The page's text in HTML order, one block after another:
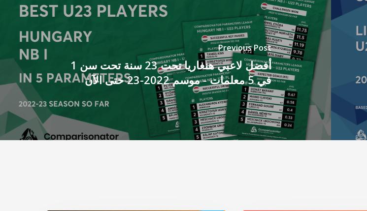
Previous Post
أفضل لاعبي هنغاريا تحت 23 سنة تحت سن 1
في 5 معلمات - موسم 2022-23 حتى الآن